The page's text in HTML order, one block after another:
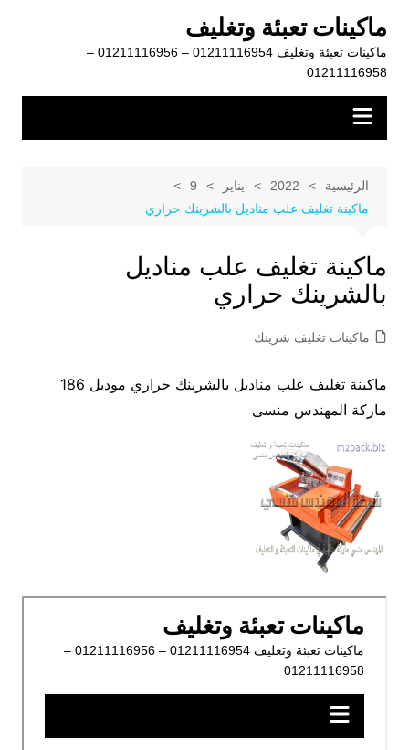
المحتوى
ماكينات تعبئة وتغليف
ماكينات تعبئة وتغليف 01211116954 – 01211116956 –
01211116958
الرئيسية 2022 يناير
9
ماكينة تغليف علب مناديل بالشرينك حراري
ماكينة تغليف علب مناديل
بالشرينك حراري
ماكينات تغليف شرينك
ماكينة تغليف علب مناديل بالشرينك حراري موديل 186
ماركة المهندس منسى